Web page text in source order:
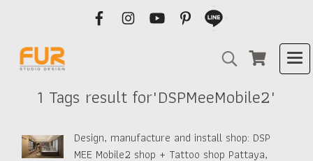
1 Tags result for"DSPMeeMobile2"
Design, manufacture and install shop: DSP
MEE Mobile2 shop + Tattoo shop Pattaya,